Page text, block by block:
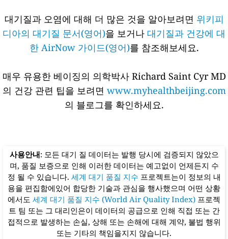
대기질과 오염에 대해 더 많은 것을 알아보려면 위키피
디아의 대기질 문서(영어)을 보거나 대기질과 건강에 대
한 AirNow 가이드(영어)를 참조해보세요.
매우 유용한 베이징의 의학박사 Richard Saint Cyr MD
의 건강 관련 팁을 보려면 www.myhealthbeijing.com
의 블로그를 확인하세요.
사용안내: 모든 대기 질 데이터는 발행 당시에 검증되지 않았으
며, 품질 보증으로 인해 이러한 데이터는 예고없이 언제든지 수
정 될 수 있습니다. 세계 대기 품질 지수 프로젝트는이 정보의 내
용을 편집함에있어 합당한 기술과 관심을 행사했으며 어떤 상황
에서도 세계 대기 품질 지수 (World Air Quality Index) 프로젝
트 팀 또는 그 대리인은이 데이터의 공급으로 인해 직접 또는 간
접적으로 발생하는 손실, 상해 또는 손해에 대해 계약, 불법 행위
또는 기타의 책임을지지 않습니다.